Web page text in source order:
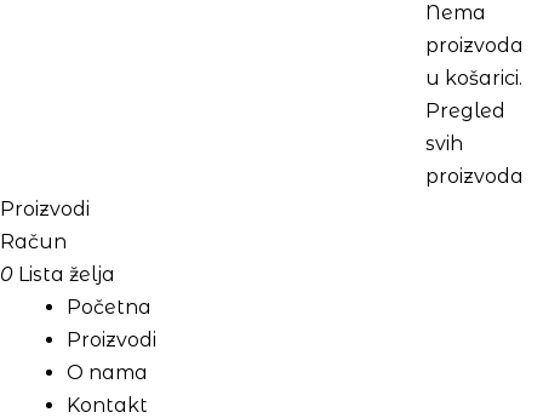
Nema
proizvoda
u košarici.
Pregled
svih
proizvoda
Proizvodi
Račun
0 Lista želja
Početna
Proizvodi
O nama
Kontakt